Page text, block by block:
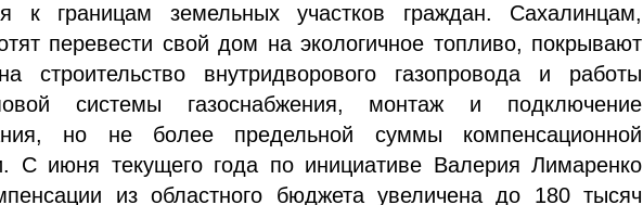
к границам земельных участков граждан. Сахалинцам,
перевести свой дом на экологичное топливо, покрывают
строительство внутридворового газопровода и работы
системы газоснабжения, монтаж и подключение
но не более предельной суммы компенсационной
С июня текущего года по инициативе Валерия Лимаренко
из областного бюджета увеличена до 180 тысяч